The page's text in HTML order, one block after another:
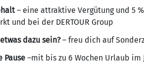
– eine attraktive Vergütung und 5
und bei der DERTOUR Group
dazu sein?– freu dich auf
Pause –mit bis zu 6 Wochen Urlaub im